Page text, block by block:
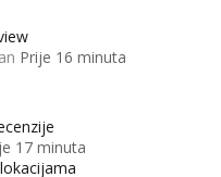
Prije 16 minuta
17 minuta